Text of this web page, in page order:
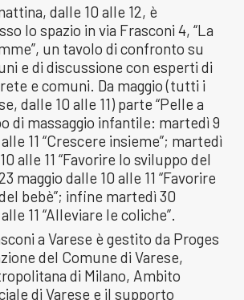
dalle 10 alle 12, è
lo spazio in via Frasconi 4, “La
un tavolo di confronto su
e di discussione con esperti di
e comuni. Da maggio (tutti i
dalle 10 alle 11) parte “Pelle a
di massaggio infantile: martedì 9
11 “Crescere insieme”; martedì
alle 11 “Favorire lo sviluppo del
maggio dalle 10 alle 11 “Favorire
bebè”; infine martedì 30
11 “Alleviare le coliche”.
a Varese è gestito da Proges
del Comune di Varese,
di Milano, Ambito
di Varese e il supporto